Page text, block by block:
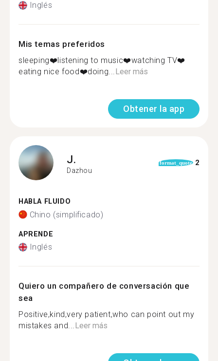
Inglés
Mis temas preferidos
sleeping❤️listening to music❤️watching TV❤️
eating nice food❤️doing...Leer más
Obtener la app
J.
Dazhou
format_quote 2
HABLA FLUIDO
Chino (simplificado)
APRENDE
Inglés
Quiero un compañero de conversación que
sea
Positive,kind,very patient,who can point out my
mistakes and...Leer más